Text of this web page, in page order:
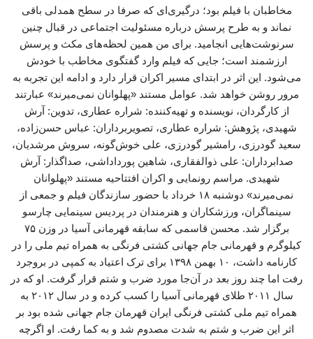
مخاطبان با فیلم بود؛ درگیری‌ای که صرفا در سطح همدلی باقی
نماند و به طرح پرسش درباره مسئولیت اجتماعی در قبال چنین
سرنوشت‌هایی انجامید. برای من همین لحظه‌های مکث و پرسش
ارزشمند است؛ جایی که فیلم وارد گفتگوی مخاطب با خودش
می‌شود. این اثر در ابتدای مسیر اکران قرار دارد و ادامه این تجربه به
مرور روشن خواهد شد. عوامل مستند «پهلوانان نمی‌میرند» عبارتند
از کارگردان، نویسنده و تهیه‌کننده: شراره عطاری، تدوین: آرش
شهیدی، پژوهش: شراره عطاری، تصویربرداران: عباس حسن‌زاده،
سعید گودرزی، رامشیر گودرزی، علی خوش‌گونه، سروش مرشدیان،
صدابرداران: علی ذوالفقاری، شاهین پورداداشی، صداگذار: آرش
شهیدی. مراسم رونمایی و اکران افتتاحیه مستند «پهلوانان
نمی‌میرند» دوشنبه ۱۸ خرداد با حضور سازندگان فیلم و جمعی از
سینماگران، ورزشکاران و هنرمندان در پردیس سینمایی چارسو
برگزار شد. محسن قاسمی که سابقه قهرمانی آسیا در وزن ۷۵
کیلوگرم و قهرمانی جام جهانی کشتی فرنگی به همراه تیم ملی را در
کارنامه داشت، ۱۰ بهمن ۱۳۹۸ برای ترک اعتیاد به کمپی در بروجرد
رفت اما چند روز بعد در آن‌جا مورد ضرب و شتم قرار گرفت. او که در
سال ۲۰۱۱ طلای قهرمانی آسیا را کسب کرده و در سال ۲۰۱۲ به
همراه تیم ملی کشتی فرنگی ایران قهرمان جام جهانی شده بود بر
اثر این ضرب و شتم به شدت مصدوم شد و به کما رفت. او اگرچه